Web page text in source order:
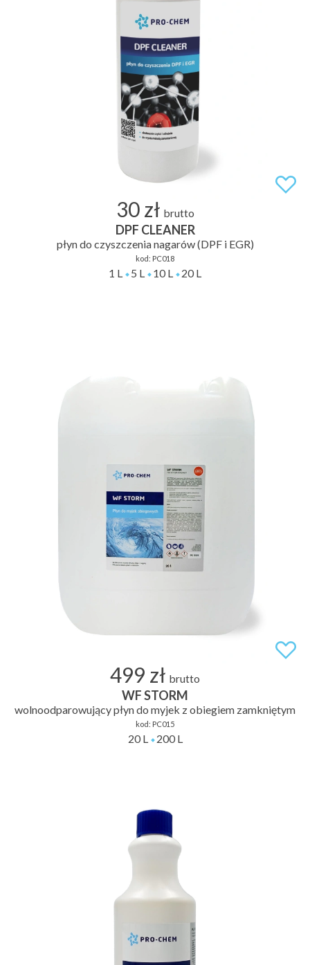
30 zł brutto
DPF CLEANER
płyn do czyszczenia nagarów (DPF i EGR)
kod: PC018
1 L 5 L 10 L 20 L
499 zł brutto
WF STORM
wolnoodparowujący płyn do myjek z obiegiem zamkniętym
kod: PC015
20 L 200 L